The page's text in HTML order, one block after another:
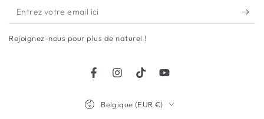
Entrez
votre
email
Rejoignez-nous pour plus de naturel !
FacebookInstagramTikTokYouTube
Belgique (EUR €)